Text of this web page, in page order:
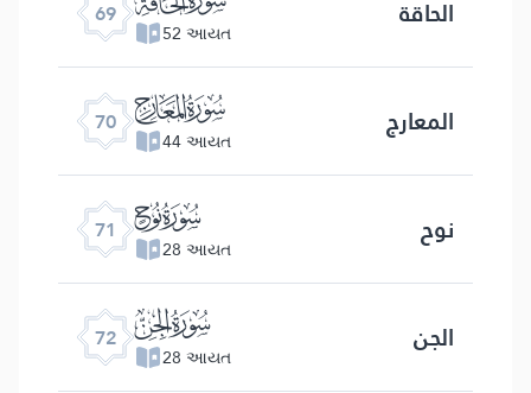
69
52 આયત الحاقة
70 ﯳ
44 આયત المعارج
71 ﯴ
28 આયત نوح
72 ﯵ
28 આયત الجن